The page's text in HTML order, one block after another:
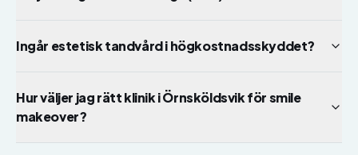
Ingår estetisk tandvård i högkostnadsskyddet?
Hur väljer jag rätt klinik i Örnsköldsvik för smile
makeover?